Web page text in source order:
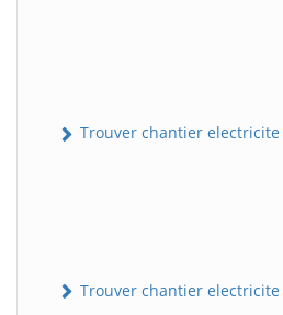
Trouver chantier
Trouver chantier